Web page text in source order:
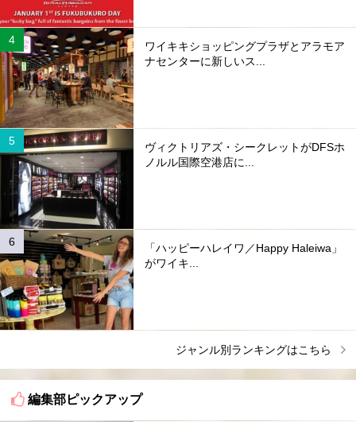
ワイキキショッピングプラザとアラモア
ナセンターに新しいス...
ヴィクトリアズ・シークレットがDFSホ
ノルル国際空港店に...
「ハッピーハレイワ／Happy Haleiwa」
がワイキ...
ジャンル別ランキングはこちら
編集部ピックアップ